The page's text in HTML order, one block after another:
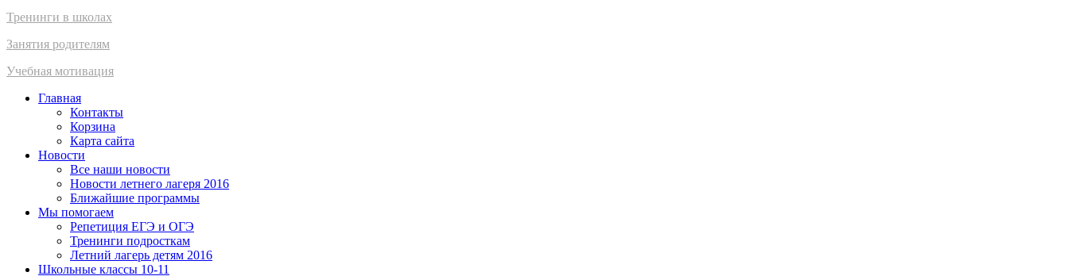
Тренинги в школах
Занятия родителям
Учебная мотивация
Главная
Контакты
Корзина
Карта сайта
Новости
Все наши новости
Новости летнего лагеря 2016
Ближайшие программы
Мы помогаем
Репетиция ЕГЭ и ОГЭ
Тренинги подросткам
Летний лагерь детям 2016
Школьные классы 10-11